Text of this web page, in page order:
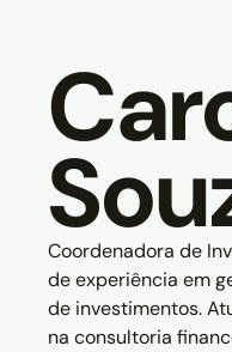
Coordenadora de
de experiência em
de investimentos.
na consultoria